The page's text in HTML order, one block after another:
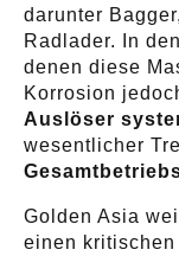
darunter
Radlader. In
denen diese
Korrosion
Auslöser
wesentlicher
Golden Asia
einen